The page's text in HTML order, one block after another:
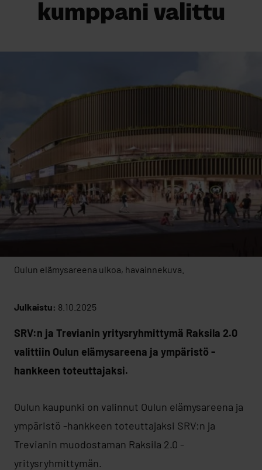
kumppani valittu
Oulun elämysareena ulkoa, havainnekuva.
Julkaistu: 8.10.2025
SRV:n ja Trevianin yritysryhmittymä Raksila 2.0
valittiin Oulun elämysareena ja ympäristö -
hankkeen toteuttajaksi.
Oulun kaupunki on valinnut Oulun elämysareena ja
ympäristö -hankkeen toteuttajaksi SRV:n ja
Trevianin muodostaman Raksila 2.0 -
yritysryhmittymän.